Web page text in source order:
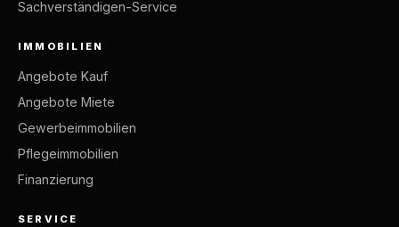
Sachverständigen-Service
IMMOBILIEN
Angebote Kauf
Angebote Miete
Gewerbeimmobilien
Pflegeimmobilien
Finanzierung
SERVICE